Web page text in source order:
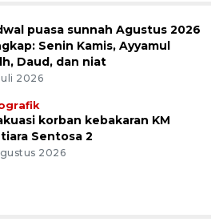
puasa sunnah Agustus 2026
Senin Kamis, Ayyamul
Daud, dan niat
2026
korban kebakaran KM
Sentosa 2
2026